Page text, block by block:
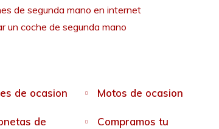
de segunda mano en internet
un coche de segunda mano
de ocasion Motos de ocasion
de
Compramos tu